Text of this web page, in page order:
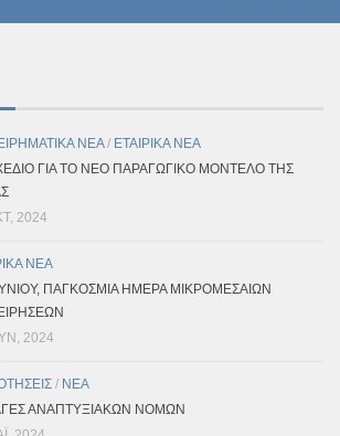
ΝΕΑ/ ΕΤΑΙΡΙΚΑ ΝΕΑ
ΓΙΑ ΤΟ ΝΈΟ ΠΑΡΑΓΩΓΙΚΌ ΜΟΝΤΈΛΟ ΤΗΣ
2024
ΝΕΑ
ΠΑΓΚΌΣΜΙΑ ΗΜΈΡΑ ΜΙΚΡΟΜΕΣΑΊΩΝ
2024
/ ΝΕΑ
ΑΝΑΠΤΥΞΙΑΚΩΝ ΝΟΜΩΝ